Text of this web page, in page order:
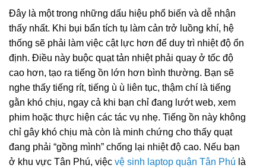
Đây là một trong những dấu hiệu phổ biến và dễ nhận
thấy nhất. Khi bụi bẩn tích tụ làm cản trở luồng khí, hệ
thống sẽ phải làm việc cật lực hơn để duy trì nhiệt độ ổn
định. Điều này buộc quạt tản nhiệt phải quay ở tốc độ
cao hơn, tạo ra tiếng ồn lớn hơn bình thường. Bạn sẽ
nghe thấy tiếng rít, tiếng ù ù liên tục, thậm chí là tiếng
gằn khó chịu, ngay cả khi bạn chỉ đang lướt web, xem
phim hoặc thực hiện các tác vụ nhẹ. Tiếng ồn này không
chỉ gây khó chịu mà còn là minh chứng cho thấy quạt
đang phải “gồng mình” chống lại nhiệt độ cao. Nếu bạn
ở khu vực Tân Phú, việc vệ sinh laptop quận Tân Phú là